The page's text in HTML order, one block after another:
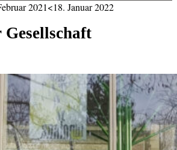
2021<18. Januar 2022